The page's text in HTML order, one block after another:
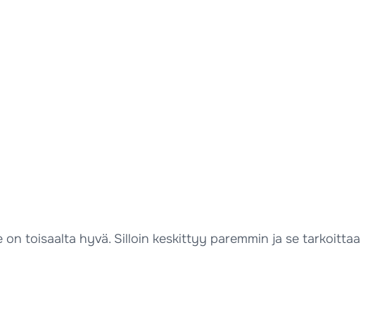
toisaalta hyvä. Silloin keskittyy paremmin ja se tarkoittaa